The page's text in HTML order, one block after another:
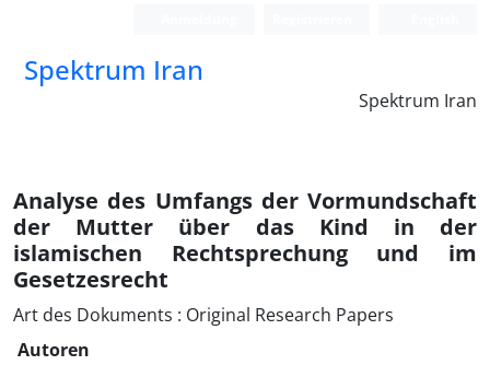
Spektrum Iran
Spektrum Iran
Analyse des Umfangs der Vormundschaft
der Mutter über das Kind in der
islamischen Rechtsprechung und im
Gesetzesrecht
Art des Dokuments : Original Research Papers
Autoren